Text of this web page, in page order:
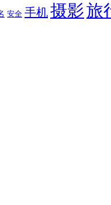
安全 手机摄影旅